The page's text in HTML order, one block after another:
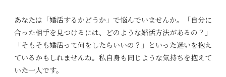
あなたは「婚活するかどうか」で悩んでいませんか。「自分に
合った相手を見つけるには、どのような婚活方法があるの？」
「そもそも婚活って何をしたらいいの？」といった迷いを抱え
ているかもしれませんね。私自身も同じような気持ちを抱えて
いた一人です。